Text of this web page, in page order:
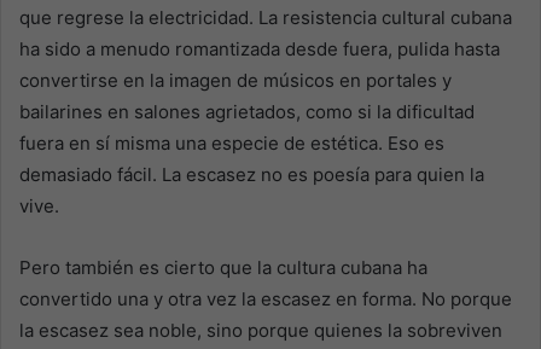
que regrese la electricidad. La resistencia cultural cubana
ha sido a menudo romantizada desde fuera, pulida hasta
convertirse en la imagen de músicos en portales y
bailarines en salones agrietados, como si la dificultad
fuera en sí misma una especie de estética. Eso es
demasiado fácil. La escasez no es poesía para quien la
vive.
Pero también es cierto que la cultura cubana ha
convertido una y otra vez la escasez en forma. No porque
la escasez sea noble, sino porque quienes la sobreviven